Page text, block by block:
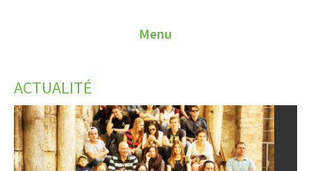
Menu
CONTACT
INSCRIPTIONS 2026
LE LYCÉE
ACTUALITÉ